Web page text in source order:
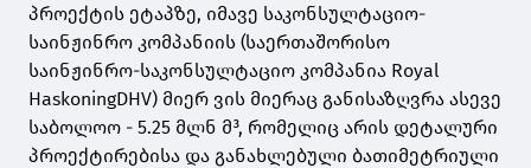
პროექტის ეტაპზე, იმავე საკონსულტაციო-
საინჟინრო კომპანიის (საერთაშორისო
საინჟინრო-საკონსულტაციო კომპანია Royal
HaskoningDHV) მიერ ვის მიერაც განისაზღვრა ასევე
საბოლოო - 5.25 მლნ მ³, რომელიც არის დეტალური
პროექტირებისა და განახლებული ბათიმეტრიული